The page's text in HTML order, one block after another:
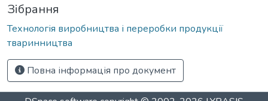
Зібрання
Технологія виробництва і переробки продукції
тваринництва
Повна інформація про документ